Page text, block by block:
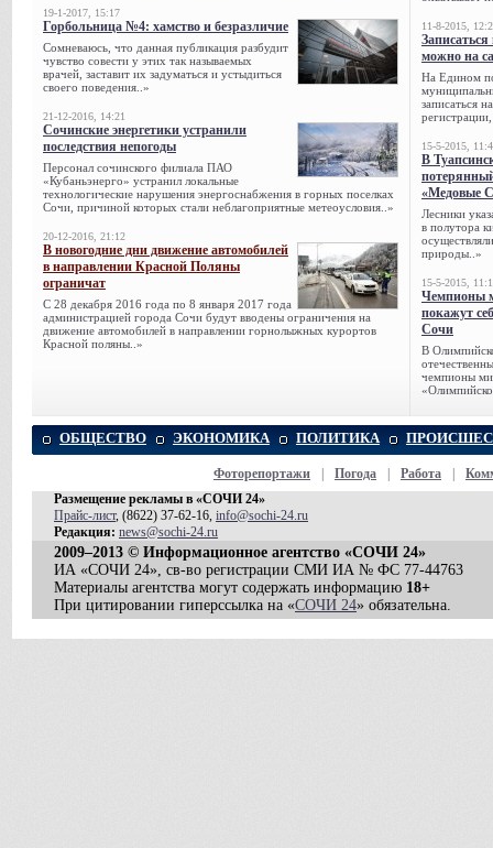
19-1-2017, 15:17
Горбольница №4: хамство и безразличие
Сомневаюсь, что данная публикация разбудит
чувство совести у этих так называемых
врачей, заставит их задуматься и устыдиться
своего поведения..»
21-12-2016, 14:21
Сочинские энергетики устранили
последствия непогоды
Персонал сочинского филиала ПАО
«Кубаньэнерго» устранил локальные
технологические нарушения энергоснабжения в горных поселках
Сочи, при­чиной которых стали неблагоприятные метеоусловия..»
20-12-2016, 21:12
В новогодние дни движение автомобилей
в направлении Красной Поляны
ограничат
С 28 декабря 2016 года по 8 января 2017 года
администрацией города Сочи будут вводены ограничения на
движение автомобилей в направлении горнолыжных курортов
Красной поляны..»
11-8-2015,
Записаться
можно на
На Едином
записаться
15-5-2015,
В
«Медовые
Лесники
в полутора
природы..»
15-5-2015,
Чемпионы
покажут
Сочи
В
чемпионы
ОБЩЕСТВО ЭКОНОМИКА ПОЛИТИКА
Фоторепортажи Погода Работа
Размещение рекламы в «СОЧИ 24»
Прайс-лист, (8622) 37-62-16, info@sochi-24.ru
Редакция: news@sochi-24.ru
2009–2013 © Информационное агентство «СОЧИ 24»
ИА «СОЧИ 24», св-во регистрации СМИ ИА № ФС 77-44763
Материалы агентства могут содержать информацию 18+
При цитировании гиперссылка на «СОЧИ 24» обязательна.